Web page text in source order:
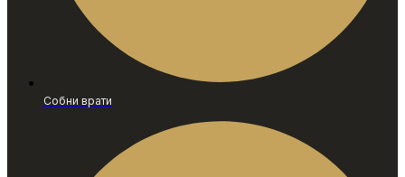
Собни врати